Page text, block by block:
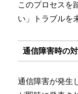
このプロセスを
い」トラブルを
通信障害時の
通信障害が発生